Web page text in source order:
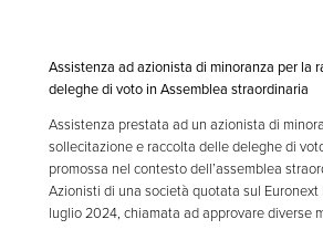
Assistenza ad azionista di minoranza per la
deleghe di voto in Assemblea straordinaria
Assistenza prestata ad un azionista di
sollecitazione e raccolta delle deleghe di
promossa nel contesto dell’assemblea
Azionisti di una società quotata sul Euronext
luglio 2024, chiamata ad approvare diverse